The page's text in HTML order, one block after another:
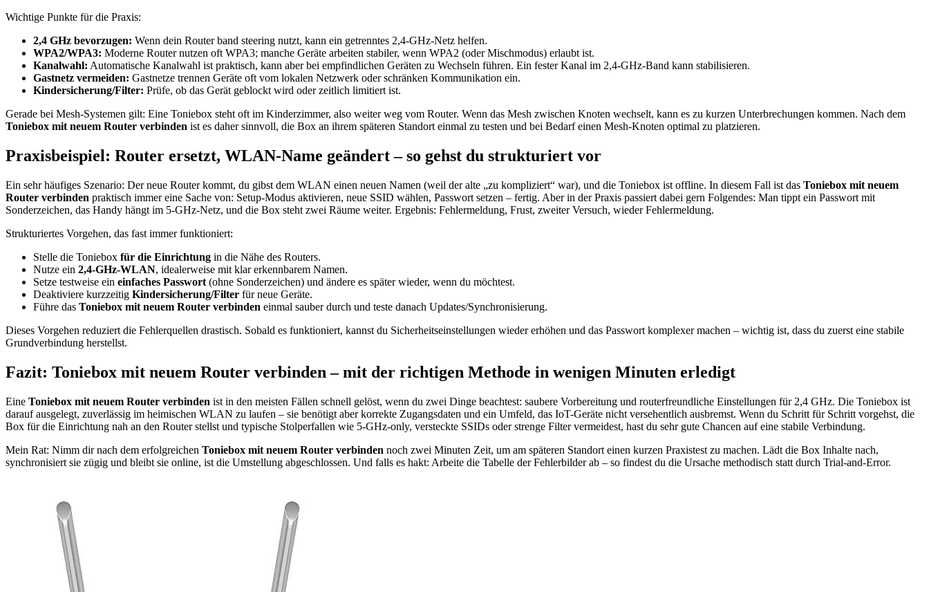
Wichtige Punkte für die Praxis:
2,4 GHz bevorzugen: Wenn dein Router band steering nutzt, kann ein getrenntes 2,4-GHz-Netz helfen.
WPA2/WPA3: Moderne Router nutzen oft WPA3; manche Geräte arbeiten stabiler, wenn WPA2 (oder Mischmodus) erlaubt ist.
Kanalwahl: Automatische Kanalwahl ist praktisch, kann aber bei empfindlichen Geräten zu Wechseln führen. Ein fester Kanal im 2,4-GHz-Band kann stabilisieren.
Gastnetz vermeiden: Gastnetze trennen Geräte oft vom lokalen Netzwerk oder schränken Kommunikation ein.
Kindersicherung/Filter: Prüfe, ob das Gerät geblockt wird oder zeitlich limitiert ist.
Gerade bei Mesh-Systemen gilt: Eine Toniebox steht oft im Kinderzimmer, also weiter weg vom Router. Wenn das Mesh zwischen Knoten wechselt, kann es zu kurzen Unterbrechungen kommen. Nach dem
Toniebox mit neuem Router verbinden ist es daher sinnvoll, die Box an ihrem späteren Standort einmal zu testen und bei Bedarf einen Mesh-Knoten optimal zu platzieren.
Praxisbeispiel: Router ersetzt, WLAN-Name geändert – so gehst du strukturiert vor
Ein sehr häufiges Szenario: Der neue Router kommt, du gibst dem WLAN einen neuen Namen (weil der alte „zu kompliziert“ war), und die Toniebox ist offline. In diesem Fall ist das Toniebox mit neuem
Router verbinden praktisch immer eine Sache von: Setup-Modus aktivieren, neue SSID wählen, Passwort setzen – fertig. Aber in der Praxis passiert dabei gern Folgendes: Man tippt ein Passwort mit
Sonderzeichen, das Handy hängt im 5-GHz-Netz, und die Box steht zwei Räume weiter. Ergebnis: Fehlermeldung, Frust, zweiter Versuch, wieder Fehlermeldung.
Strukturiertes Vorgehen, das fast immer funktioniert:
Stelle die Toniebox für die Einrichtung in die Nähe des Routers.
Nutze ein 2,4-GHz-WLAN, idealerweise mit klar erkennbarem Namen.
Setze testweise ein einfaches Passwort (ohne Sonderzeichen) und ändere es später wieder, wenn du möchtest.
Deaktiviere kurzzeitig Kindersicherung/Filter für neue Geräte.
Führe das Toniebox mit neuem Router verbinden einmal sauber durch und teste danach Updates/Synchronisierung.
Dieses Vorgehen reduziert die Fehlerquellen drastisch. Sobald es funktioniert, kannst du Sicherheitseinstellungen wieder erhöhen und das Passwort komplexer machen – wichtig ist, dass du zuerst eine stabile
Grundverbindung herstellst.
Fazit: Toniebox mit neuem Router verbinden – mit der richtigen Methode in wenigen Minuten erledigt
Eine Toniebox mit neuem Router verbinden ist in den meisten Fällen schnell gelöst, wenn du zwei Dinge beachtest: saubere Vorbereitung und routerfreundliche Einstellungen für 2,4 GHz. Die Toniebox ist
darauf ausgelegt, zuverlässig im heimischen WLAN zu laufen – sie benötigt aber korrekte Zugangsdaten und ein Umfeld, das IoT-Geräte nicht versehentlich ausbremst. Wenn du Schritt für Schritt vorgehst, die
Box für die Einrichtung nah an den Router stellst und typische Stolperfallen wie 5-GHz-only, versteckte SSIDs oder strenge Filter vermeidest, hast du sehr gute Chancen auf eine stabile Verbindung.
Mein Rat: Nimm dir nach dem erfolgreichen Toniebox mit neuem Router verbinden noch zwei Minuten Zeit, um am späteren Standort einen kurzen Praxistest zu machen. Lädt die Box Inhalte nach,
synchronisiert sie zügig und bleibt sie online, ist die Umstellung abgeschlossen. Und falls es hakt: Arbeite die Tabelle der Fehlerbilder ab – so findest du die Ursache methodisch statt durch Trial-and-Error.